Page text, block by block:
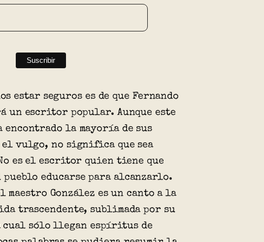
estar seguros es de que Fernando
un escritor popular. Aunque este
encontrado la mayoría de sus
el vulgo, no significa que sea
es el escritor quien tiene que
pueblo educarse para alcanzarlo.
maestro González es un canto a la
trascendente, sublimada por su
sólo llegan espíritus de